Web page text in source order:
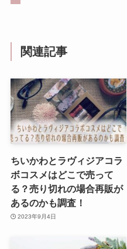
関連記事
ちいかわとラヴィジアコラ
ボコスメはどこで売って
る？売り切れの場合再販が
あるのかも調査！
2023年9月4日